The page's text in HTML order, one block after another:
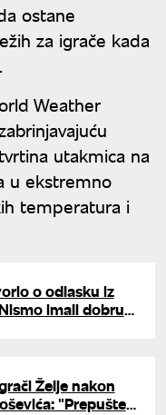
ostane
za igrače kada
Weather
utakmica na
u ekstremno
temperatura i
o odlasku iz
imali dobru
Želje nakon
"Prepušteni